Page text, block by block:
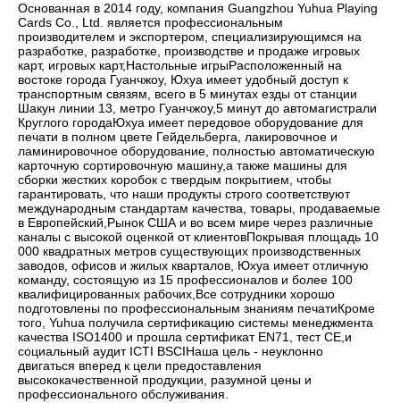
Основанная в 2014 году, компания Guangzhou Yuhua Playing
Cards Co., Ltd. является профессиональным
производителем и экспортером, специализирующимся на
разработке, разработке, производстве и продаже игровых
карт, игровых карт,Настольные игрыРасположенный на
востоке города Гуанчжоу, Юхуа имеет удобный доступ к
транспортным связям, всего в 5 минутах езды от станции
Шакун линии 13, метро Гуанчжоу,5 минут до автомагистрали
Круглого городаЮхуа имеет передовое оборудование для
печати в полном цвете Гейдельберга, лакировочное и
ламинировочное оборудование, полностью автоматическую
карточную сортировочную машину,а также машины для
сборки жестких коробок с твердым покрытием, чтобы
гарантировать, что наши продукты строго соответствуют
международным стандартам качества, товары, продаваемые
в Европейский,Рынок США и во всем мире через различные
каналы с высокой оценкой от клиентовПокрывая площадь 10
000 квадратных метров существующих производственных
заводов, офисов и жилых кварталов, Юхуа имеет отличную
команду, состоящую из 15 профессионалов и более 100
квалифицированных рабочих,Все сотрудники хорошо
подготовлены по профессиональным знаниям печатиКроме
того, Yuhua получила сертификацию системы менеджмента
качества ISO1400 и прошла сертификат EN71, тест CE,и
социальный аудит ICTI BSCIНаша цель - неуклонно
двигаться вперед к цели предоставления
высококачественной продукции, разумной цены и
профессионального обслуживания.